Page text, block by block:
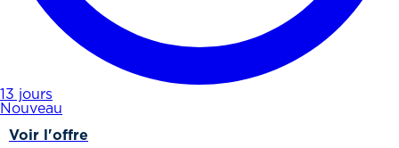
13 jours
Nouveau
Voir l'offre